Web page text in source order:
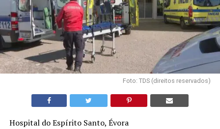
Foto: TDS (direitos reservados)
Hospital do Espírito Santo, Évora